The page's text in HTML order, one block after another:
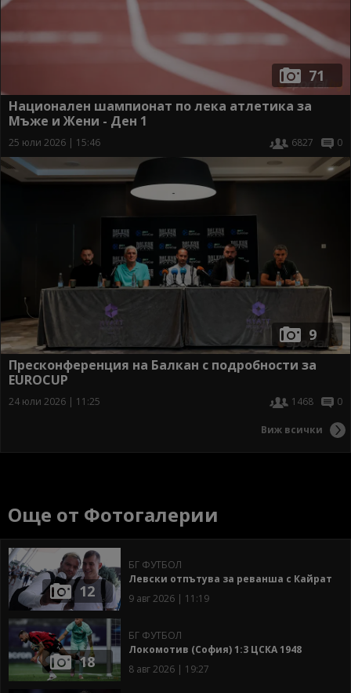
71
Национален шампионат по лека атлетика за
Мъже и Жени - Ден 1
25 юли 2026 | 15:46 6827 0
9
Пресконференция на Балкан с подробности за
EUROCUP
24 юли 2026 | 11:25 1468 0
Виж всички
Още от Фотогалерии
12
БГ ФУТБОЛ
Левски отпътува за реванша с Кайрат
9 авг 2026 | 11:19
18
БГ ФУТБОЛ
Локомотив (София) 1:3 ЦСКА 1948
8 авг 2026 | 19:27